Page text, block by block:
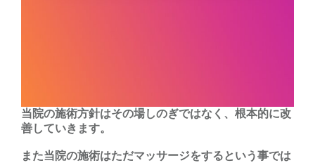
当院の施術方針はその場しのぎではなく、根本的に改
善していきます。
また当院の施術はただマッサージをするという事では